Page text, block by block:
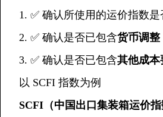
1. ✅ 确认所使用的运价指数
2. ✅ 确认是否已包含货币调整
3. ✅ 确认是否已包含其他成本
以 SCFI 指数为例
SCFI（中国出口集装箱运价指